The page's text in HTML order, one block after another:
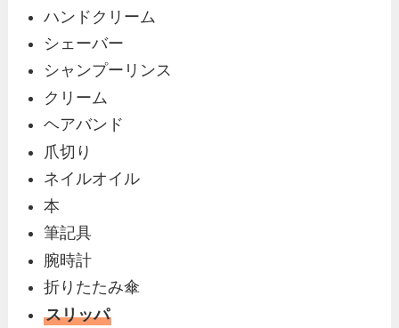
ハンドクリーム
シェーバー
シャンプーリンス
クリーム
ヘアバンド
爪切り
ネイルオイル
本
筆記具
腕時計
折りたたみ傘
スリッパ